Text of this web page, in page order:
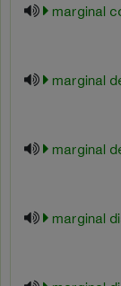
marginal
marginal
marginal
marginal